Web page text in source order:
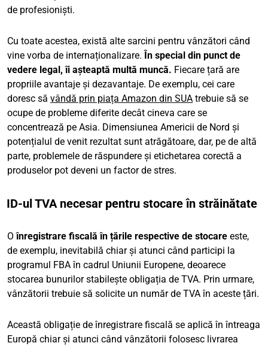
de profesioniști.
Cu toate acestea, există alte sarcini pentru vânzători când
vine vorba de internaționalizare. În special din punct de
vedere legal, îi așteaptă multă muncă. Fiecare țară are
propriile avantaje și dezavantaje. De exemplu, cei care
doresc să vândă prin piața Amazon din SUA trebuie să se
ocupe de probleme diferite decât cineva care se
concentrează pe Asia. Dimensiunea Americii de Nord și
potențialul de venit rezultat sunt atrăgătoare, dar, pe de altă
parte, problemele de răspundere și etichetarea corectă a
produselor pot deveni un factor de stres.
ID-ul TVA necesar pentru stocare în străinătate
Oînregistrare fiscală în țările respective de stocare este,
de exemplu, inevitabilă chiar și atunci când participi la
programul FBA în cadrul Uniunii Europene, deoarece
stocarea bunurilor stabilește obligația de TVA. Prin urmare,
vânzătorii trebuie să solicite un număr de TVA în aceste țări.
Această obligație de înregistrare fiscală se aplică în întreaga
Europă chiar și atunci când vânzătorii folosesc livrarea